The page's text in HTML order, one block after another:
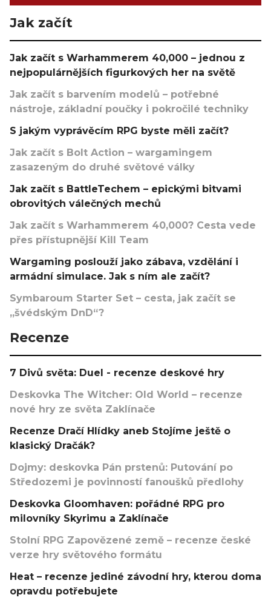
Jak začít
Jak začít s Warhammerem 40,000 – jednou z
nejpopulárnějších figurkových her na světě
Jak začít s barvením modelů – potřebné
nástroje, základní poučky i pokročilé techniky
S jakým vyprávěcím RPG byste měli začít?
Jak začít s Bolt Action – wargamingem
zasazeným do druhé světové války
Jak začít s BattleTechem – epickými bitvami
obrovitých válečných mechů
Jak začít s Warhammerem 40,000? Cesta vede
přes přístupnější Kill Team
Wargaming poslouží jako zábava, vzdělání i
armádní simulace. Jak s ním ale začít?
Symbaroum Starter Set – cesta, jak začít se
„švédským DnD“?
Recenze
7 Divů světa: Duel - recenze deskové hry
Deskovka The Witcher: Old World – recenze
nové hry ze světa Zaklínače
Recenze Dračí Hlídky aneb Stojíme ještě o
klasický Dračák?
Dojmy: deskovka Pán prstenů: Putování po
Středozemi je povinností fanoušků předlohy
Deskovka Gloomhaven: pořádné RPG pro
milovníky Skyrimu a Zaklínače
Stolní RPG Zapovězené země – recenze české
verze hry světového formátu
Heat – recenze jediné závodní hry, kterou doma
opravdu potřebujete